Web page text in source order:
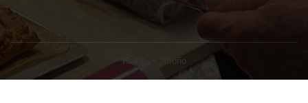
Home otoño